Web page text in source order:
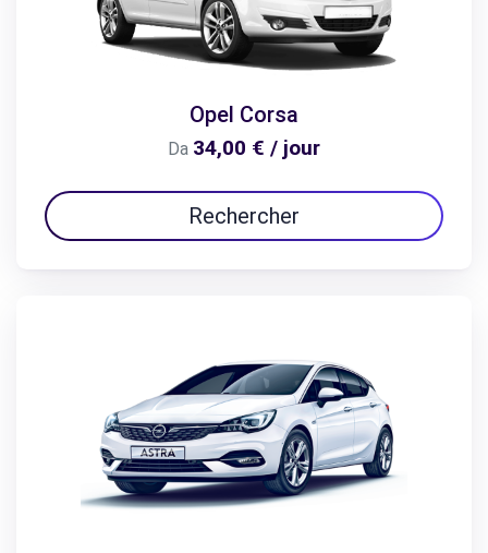
Opel Corsa
Da 34,00 € / jour
Rechercher